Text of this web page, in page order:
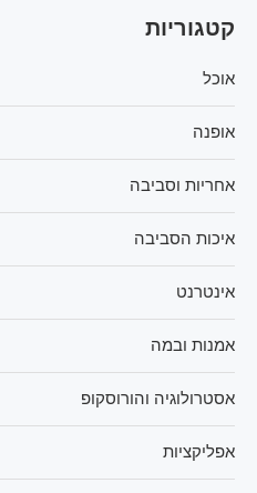
קטגוריות
אוכל
אופנה
אחריות וסביבה
איכות הסביבה
אינטרנט
אמנות ובמה
אסטרולוגיה והורוסקופ
אפליקציות